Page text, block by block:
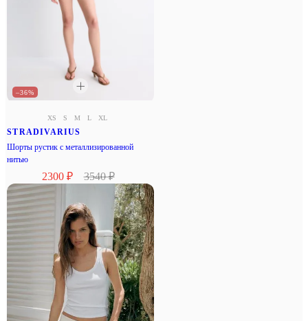
–36%
XS S M L XL
STRADIVARIUS
Шорты рустик с металлизированной
нитью
2300 ₽ 3540 ₽